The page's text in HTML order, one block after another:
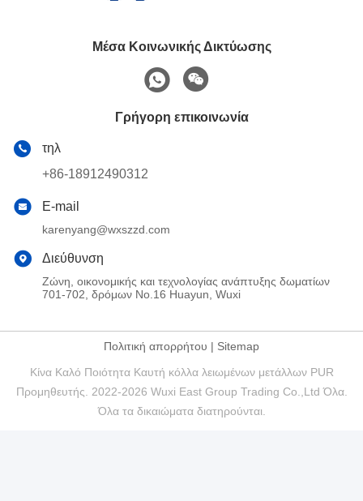
Μέσα Κοινωνικής Δικτύωσης
Γρήγορη επικοινωνία
τηλ
+86-18912490312
E-mail
karenyang@wxszzd.com
Διεύθυνση
Ζώνη, οικονομικής και τεχνολογίας ανάπτυξης δωματίων
701-702, δρόμων No.16 Huayun, Wuxi
Πολιτική απορρήτου | Sitemap
Κίνα Καλό Ποιότητα Καυτή κόλλα λειωμένων μετάλλων PUR
Προμηθευτής. 2022-2026 Wuxi East Group Trading Co.,Ltd Όλα.
Όλα τα δικαιώματα διατηρούνται.